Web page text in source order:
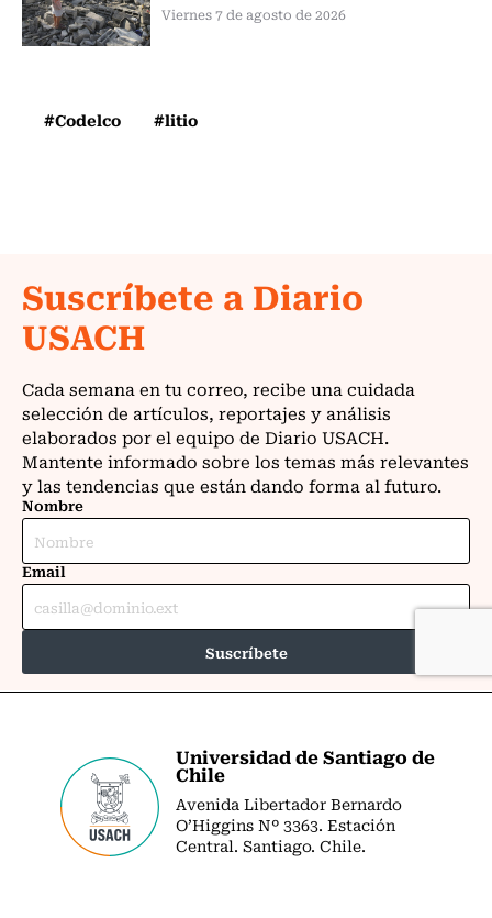
Viernes 7 de agosto de 2026
#Codelco #litio
Universidad de Santiago de
Chile
Avenida Libertador Bernardo
O’Higgins Nº 3363. Estación
Central. Santiago. Chile.